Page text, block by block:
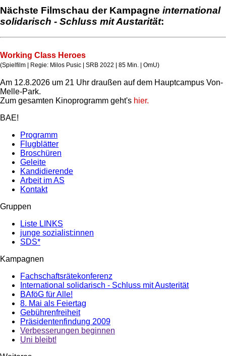
Nächste Filmschau der Kampagne international
solidarisch - Schluss mit Austarität:
Working Class Heroes
(Spielfilm | Regie: Milos Pusic | SRB 2022 | 85 Min. | OmU)
Am 12.8.2026 um 21 Uhr draußen auf dem Hauptcampus Von-
Melle-Park.
Zum gesamten Kinoprogramm geht's hier.
BAE!
Programm
Flugblätter
Broschüren
Geleite
Kandidierende
Arbeit im AS
Kontakt
Gruppen
Liste LINKS
junge sozialist:innen
SDS*
Kampagnen
Fachschaftsrätekonferenz
International solidarisch - Schluss mit Austerität
BAföG für Alle!
8. Mai als Feiertag
Gebührenfreiheit
Präsidentenfindung 2009
Verbesserungen beginnen
Uni bleibt!